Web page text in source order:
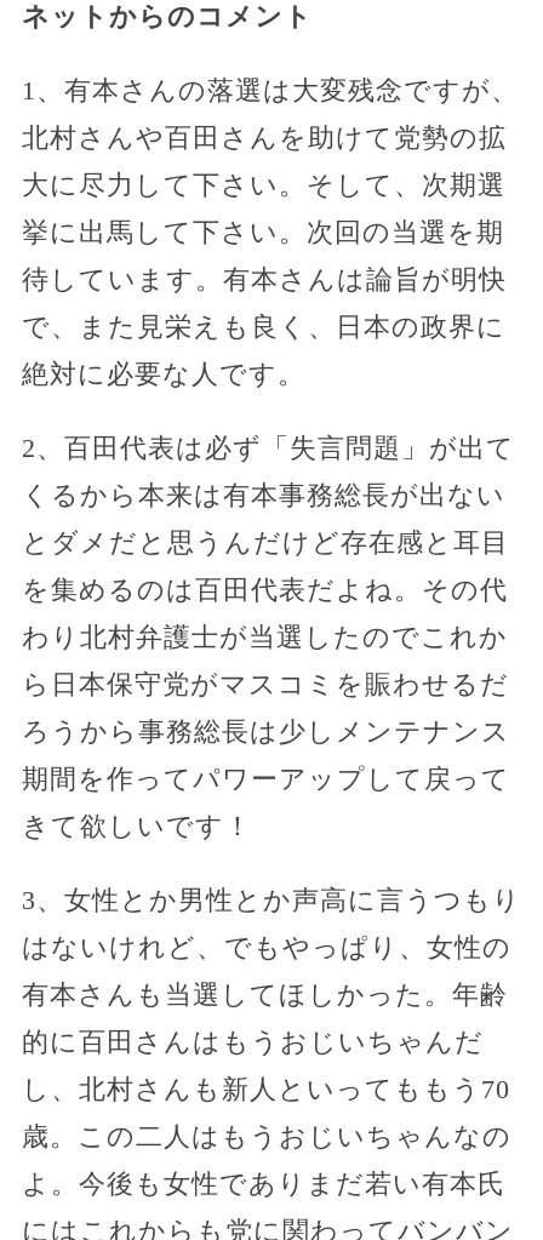
ネットからのコメント
1、有本さんの落選は大変残念ですが、
北村さんや百田さんを助けて党勢の拡
大に尽力して下さい。そして、次期選
挙に出馬して下さい。次回の当選を期
待しています。有本さんは論旨が明快
で、また見栄えも良く、日本の政界に
絶対に必要な人です。
2、百田代表は必ず「失言問題」が出て
くるから本来は有本事務総長が出ない
とダメだと思うんだけど存在感と耳目
を集めるのは百田代表だよね。その代
わり北村弁護士が当選したのでこれか
ら日本保守党がマスコミを賑わせるだ
ろうから事務総長は少しメンテナンス
期間を作ってパワーアップして戻って
きて欲しいです！
3、女性とか男性とか声高に言うつもり
はないけれど、でもやっぱり、女性の
有本さんも当選してほしかった。年齢
的に百田さんはもうおじいちゃんだ
し、北村さんも新人といってももう70
歳。この二人はもうおじいちゃんなの
よ。今後も女性でありまだ若い有本氏
にはこれからも党に関わってバンバン